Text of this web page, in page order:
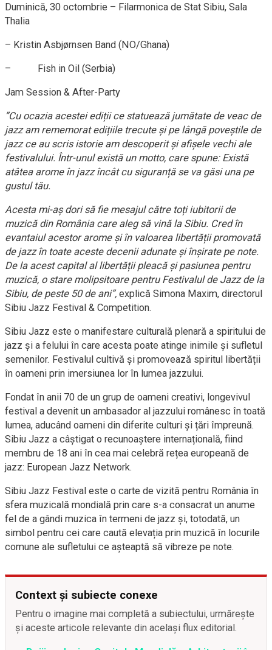
Duminică, 30 octombrie – Filarmonica de Stat Sibiu, Sala
Thalia
– Kristin Asbjørnsen Band (NO/Ghana)
– Fish in Oil (Serbia)
Jam Session & After-Party
”Cu ocazia acestei ediții ce statuează jumătate de veac de
jazz am rememorat edițiile trecute și pe lângă poveștile de
jazz ce au scris istorie am descoperit și afișele vechi ale
festivalului. Într-unul există un motto, care spune: Există
atâtea arome în jazz încât cu siguranță se va găsi una pe
gustul tău.
Acesta mi-aș dori să fie mesajul către toți iubitorii de
muzică din România care aleg să vină la Sibiu. Cred în
evantaiul acestor arome și în valoarea libertății promovată
de jazz în toate aceste decenii adunate și înșirate pe note.
De la acest capital al libertății pleacă și pasiunea pentru
muzică, o stare molipsitoare pentru Festivalul de Jazz de la
Sibiu, de peste 50 de ani”, explică Simona Maxim, directorul
Sibiu Jazz Festival & Competition.
Sibiu Jazz este o manifestare culturală plenară a spiritului de
jazz și a felului în care acesta poate atinge inimile și sufletul
semenilor. Festivalul cultivă și promovează spiritul libertății
în oameni prin imersiunea lor în lumea jazzului.
Fondat în anii 70 de un grup de oameni creativi, longevivul
festival a devenit un ambasador al jazzului românesc în toată
lumea, aducând oameni din diferite culturi și țări împreună.
Sibiu Jazz a câștigat o recunoaștere internațională, fiind
membru de 18 ani în cea mai celebră rețea europeană de
jazz: European Jazz Network.
Sibiu Jazz Festival este o carte de vizită pentru România în
sfera muzicală mondială prin care s-a consacrat un anume
fel de a gândi muzica în termeni de jazz și, totodată, un
simbol pentru cei care caută elevația prin muzică în locurile
comune ale sufletului ce așteaptă să vibreze pe note.
Context și subiecte conexe
Pentru o imagine mai completă a subiectului, urmărește
și aceste articole relevante din același flux editorial.